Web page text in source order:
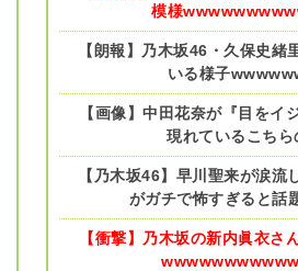
模様
【朗報】乃木坂46・久保史緒
いる様子
【画像】中田花奈が『目をイ
現れているこち
【乃木坂46】早川聖来が涙流
がガチで怖すぎると話
【衝撃】乃木坂の新内眞衣さ